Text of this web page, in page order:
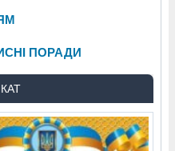
ПОРАДИ